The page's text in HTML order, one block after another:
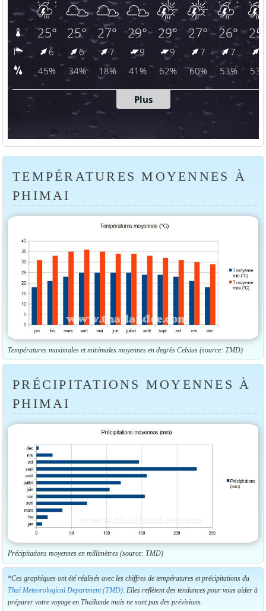
TEMPÉRATURES MOYENNES À
PHIMAI
Températures maximales et minimales moyennes en degrès Celsius (source: TMD)
PRÉCIPITATIONS MOYENNES À
PHIMAI
Précipitations moyennes en millimètres (source: TMD)
*Ces graphiques ont été réalisés avec les chiffres de températures et précipitations du
Thai Meteorological Department (TMD). Elles reflètent des tendances pour vous aider à
préparer votre voyage en Thaïlande mais ne sont pas des prévisions.